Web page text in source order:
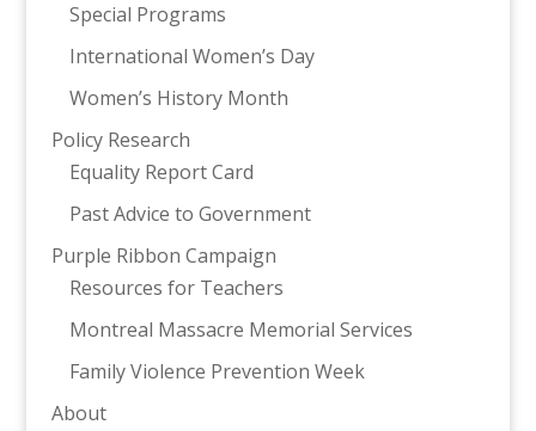
Special Programs
International Women’s Day
Women’s History Month
Policy Research
Equality Report Card
Past Advice to Government
Purple Ribbon Campaign
Resources for Teachers
Montreal Massacre Memorial Services
Family Violence Prevention Week
About